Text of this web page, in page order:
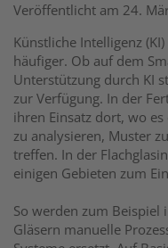
Veröffentlicht am 24.
Künstliche Intelligenz
häufiger. Ob auf dem
Unterstützung durch KI
zur Verfügung. In der
ihren Einsatz dort, wo
zu analysieren, Muster
treffen. In der
einigen Gebieten zum
So werden zum Beispiel
Gläsern manuelle